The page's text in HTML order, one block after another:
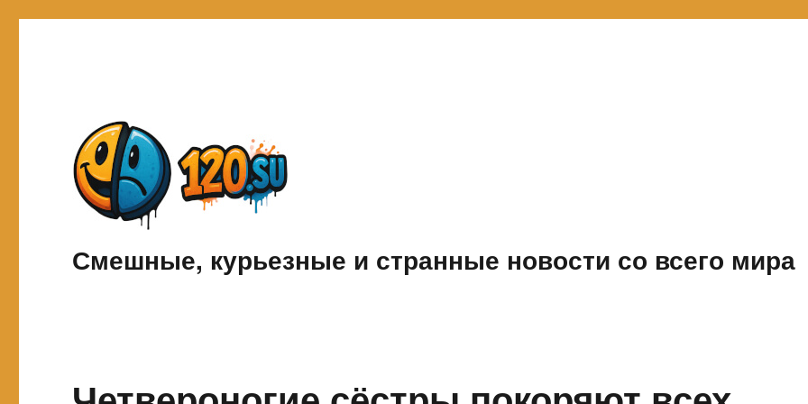
Смешные, курьезные и странные новости со всего мира